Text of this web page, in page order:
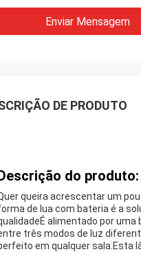
Enviar Mensagem
DE PRODUTO
do produto:
queira acrescentar um
de lua com bateria é a
alimentado por uma
três modos de luz
em qualquer sala.Esta